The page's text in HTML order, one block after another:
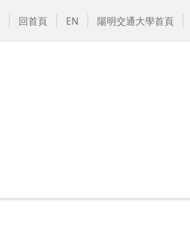
回首頁 EN 陽明交通大學首頁